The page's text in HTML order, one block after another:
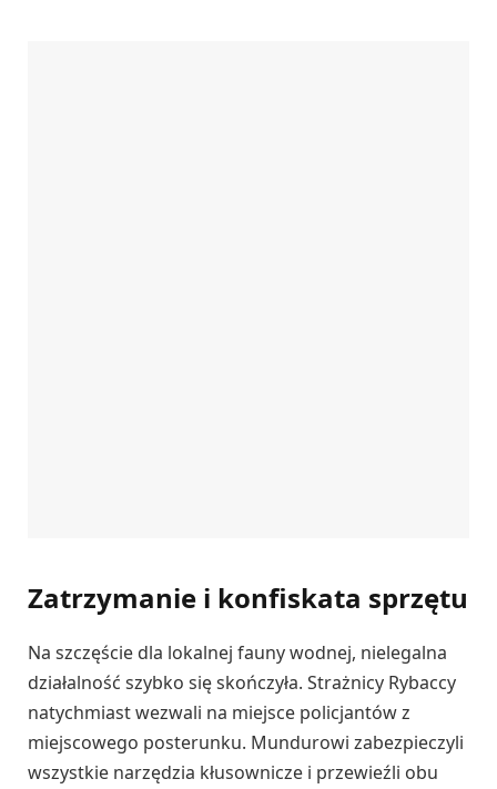
Zatrzymanie i konfiskata sprzętu
Na szczęście dla lokalnej fauny wodnej, nielegalna
działalność szybko się skończyła. Strażnicy Rybaccy
natychmiast wezwali na miejsce policjantów z
miejscowego posterunku. Mundurowi zabezpieczyli
wszystkie narzędzia kłusownicze i przewieźli obu